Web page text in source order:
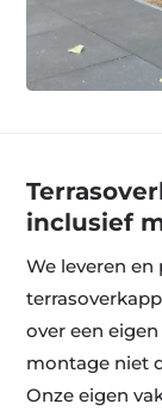
inclusief
We leveren
over een
montage niet
Onze eigen